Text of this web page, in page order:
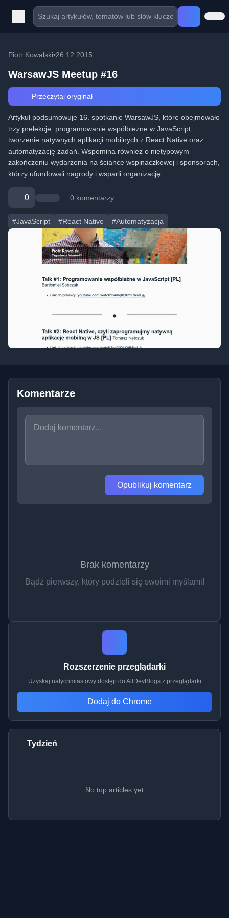
Piotr Kowalski•26.12.2015
WarsawJS Meetup #16
Przeczytaj oryginał
Artykuł podsumowuje 16. spotkanie WarsawJS, które obejmowało
trzy prelekcje: programowanie współbieżne w JavaScript,
tworzenie natywnych aplikacji mobilnych z React Native oraz
automatyzację zadań. Wspomina również o nietypowym
zakończeniu wydarzenia na ściance wspinaczkowej i sponsorach,
którzy ufundowali nagrody i wsparli organizację.
0 0 komentarzy
#JavaScript #React Native #Automatyzacja
Komentarze
Opublikuj komentarz
Brak komentarzy
Bądź pierwszy, który podzieli się swoimi myślami!
Rozszerzenie przeglądarki
Uzyskaj natychmiastowy dostęp do AllDevBlogs z przeglądarki
Dodaj do Chrome
Tydzień
No top articles yet